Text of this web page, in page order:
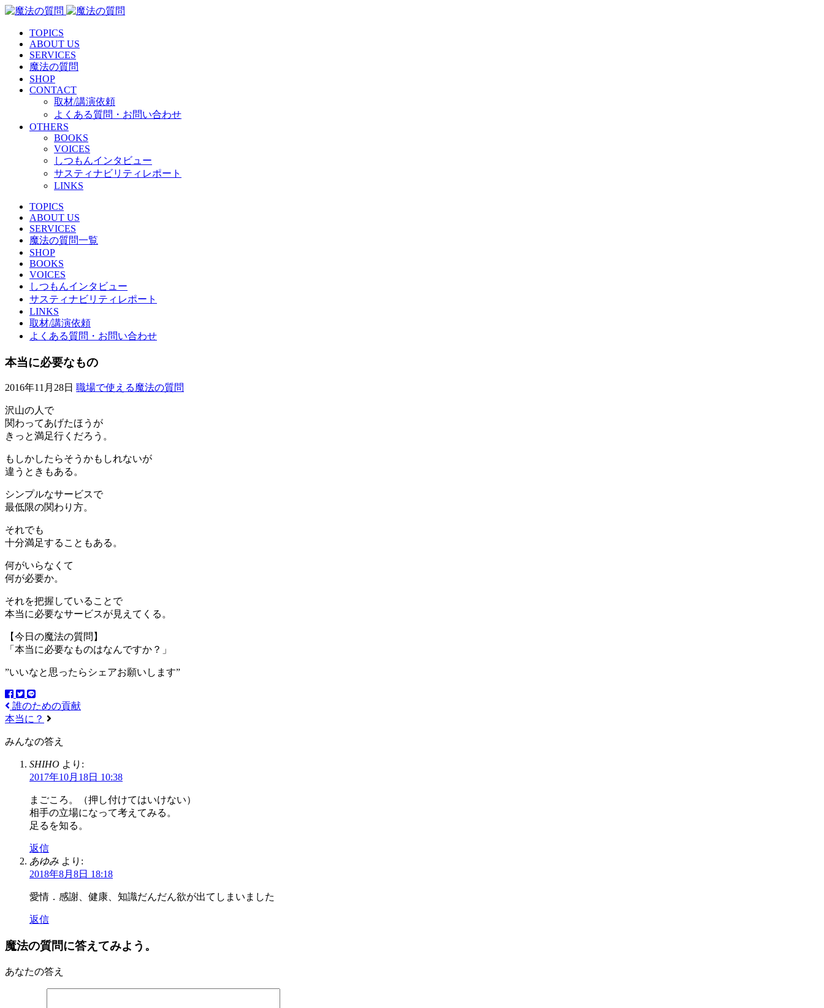
TOPICS
ABOUT US
SERVICES
魔法の質問
SHOP
CONTACT
取材/講演依頼
よくある質問・お問い合わせ
OTHERS
BOOKS
VOICES
しつもんインタビュー
サスティナビリティレポート
LINKS
TOPICS
ABOUT US
SERVICES
魔法の質問一覧
SHOP
BOOKS
VOICES
しつもんインタビュー
サスティナビリティレポート
LINKS
取材/講演依頼
よくある質問・お問い合わせ
本当に必要なもの
2016年11月28日 職場で使える魔法の質問
沢山の人で
関わってあげたほうが
きっと満足行くだろう。
もしかしたらそうかもしれないが
違うときもある。
シンプルなサービスで
最低限の関わり方。
それでも
十分満足することもある。
何がいらなくて
何が必要か。
それを把握していることで
本当に必要なサービスが見えてくる。
【今日の魔法の質問】
「本当に必要なものはなんですか？」
”いいなと思ったらシェアお願いします”
誰のための貢献
本当に？
みんなの答え
SHIHO より:
2017年10月18日 10:38
まごころ。（押し付けてはいけない）
相手の立場になって考えてみる。
足るを知る。
返信
あゆみ より:
2018年8月8日 18:18
愛情．感謝、健康、知識だんだん欲が出てしまいました
返信
魔法の質問に答えてみよう。
あなたの答え